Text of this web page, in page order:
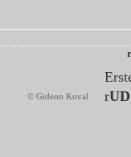
© Gideon Koval
r